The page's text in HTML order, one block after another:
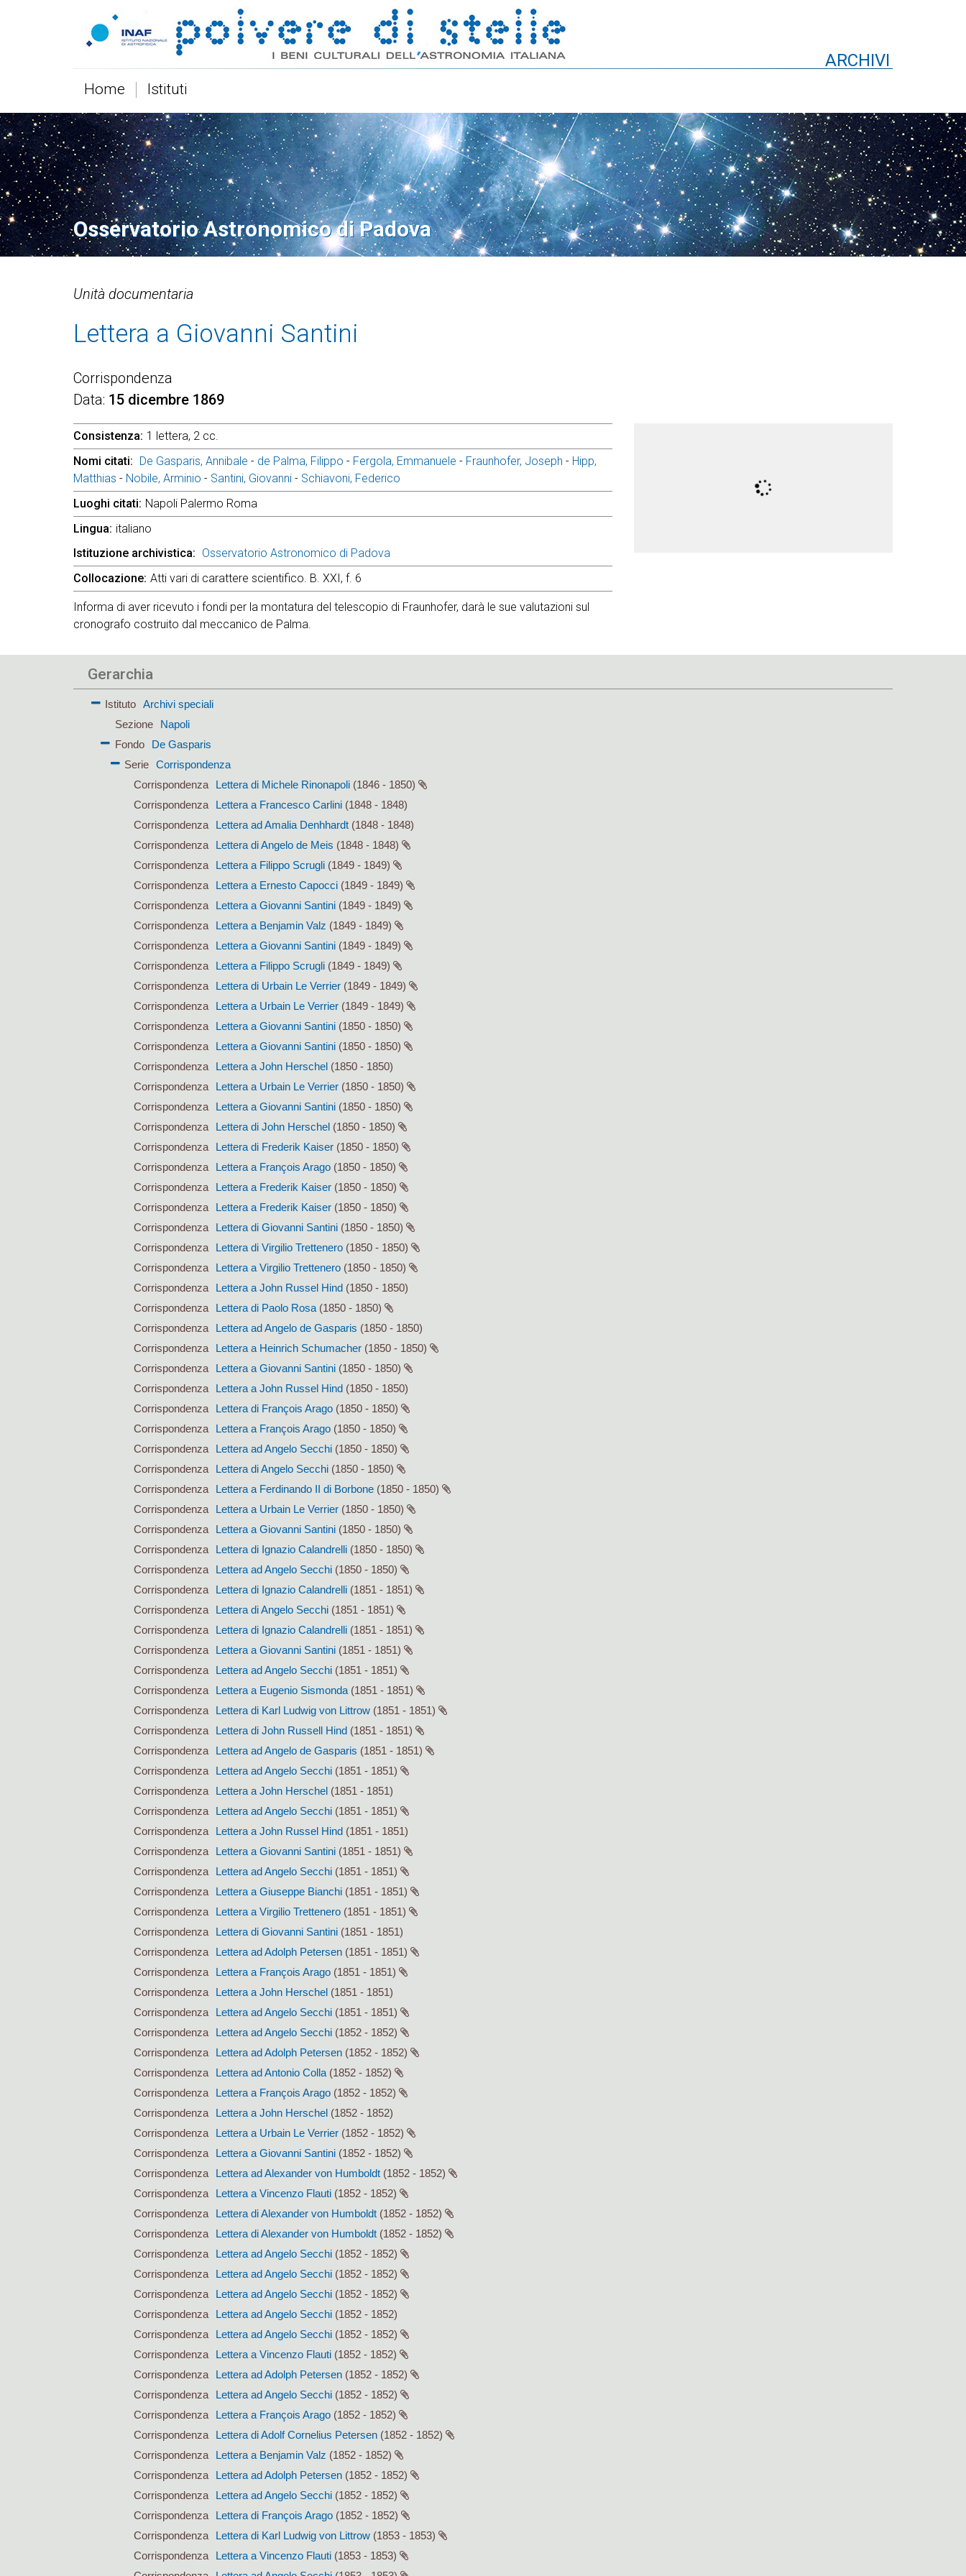
ARCHIVI
Home Istituti
Osservatorio Astronomico di Padova
Unità documentaria
Lettera a Giovanni Santini
Corrispondenza
Data 15 dicembre 1869
Consistenza 1 lettera, 2 cc.
Nomi citati
De Gasparis, Annibale - de Palma, Filippo - Fergola, Emmanuele - Fraunhofer, Joseph - Hipp,
Matthias - Nobile, Arminio - Santini, Giovanni - Schiavoni, Federico
Luoghi citati Napoli Palermo Roma
Lingua italiano
Istituzione archivistica
Osservatorio Astronomico di Padova
Collocazione Atti vari di carattere scientifico. B. XXI, f. 6
Informa di aver ricevuto i fondi per la montatura del telescopio di Fraunhofer, darà le sue valutazioni sul
cronografo costruito dal meccanico de Palma.
Gerarchia
Istituto
Archivi speciali
Sezione
Napoli
Fondo
De Gasparis
Serie Corrispondenza
Corrispondenza
Lettera di Michele Rinonapoli (1846 - 1850)
Corrispondenza
Lettera a Francesco Carlini (1848 - 1848)
Corrispondenza
Lettera ad Amalia Denhhardt (1848 - 1848)
Corrispondenza
Lettera di Angelo de Meis (1848 - 1848)
Corrispondenza
Lettera a Filippo Scrugli (1849 - 1849)
Corrispondenza
Lettera a Ernesto Capocci (1849 - 1849)
Corrispondenza
Lettera a Giovanni Santini (1849 - 1849)
Corrispondenza
Lettera a Benjamin Valz (1849 - 1849)
Corrispondenza
Lettera a Giovanni Santini (1849 - 1849)
Corrispondenza
Lettera a Filippo Scrugli (1849 - 1849)
Corrispondenza
Lettera di Urbain Le Verrier (1849 - 1849)
Corrispondenza
Lettera a Urbain Le Verrier (1849 - 1849)
Corrispondenza
Lettera a Giovanni Santini (1850 - 1850)
Corrispondenza
Lettera a Giovanni Santini (1850 - 1850)
Corrispondenza
Lettera a John Herschel (1850 - 1850)
Corrispondenza
Lettera a Urbain Le Verrier (1850 - 1850)
Corrispondenza
Lettera a Giovanni Santini (1850 - 1850)
Corrispondenza
Lettera di John Herschel (1850 - 1850)
Corrispondenza
Lettera di Frederik Kaiser (1850 - 1850)
Corrispondenza
Lettera a François Arago (1850 - 1850)
Corrispondenza
Lettera a Frederik Kaiser (1850 - 1850)
Corrispondenza
Lettera a Frederik Kaiser (1850 - 1850)
Corrispondenza
Lettera di Giovanni Santini (1850 - 1850)
Corrispondenza
Lettera di Virgilio Trettenero (1850 - 1850)
Corrispondenza
Lettera a Virgilio Trettenero (1850 - 1850)
Corrispondenza
Lettera a John Russel Hind (1850 - 1850)
Corrispondenza
Lettera di Paolo Rosa (1850 - 1850)
Corrispondenza
Lettera ad Angelo de Gasparis (1850 - 1850)
Corrispondenza
Lettera a Heinrich Schumacher (1850 - 1850)
Corrispondenza
Lettera a Giovanni Santini (1850 - 1850)
Corrispondenza
Lettera a John Russel Hind (1850 - 1850)
Corrispondenza
Lettera di François Arago (1850 - 1850)
Corrispondenza
Lettera a François Arago (1850 - 1850)
Corrispondenza
Lettera ad Angelo Secchi (1850 - 1850)
Corrispondenza
Lettera di Angelo Secchi (1850 - 1850)
Corrispondenza
Lettera a Ferdinando II di Borbone (1850 - 1850)
Corrispondenza
Lettera a Urbain Le Verrier (1850 - 1850)
Corrispondenza
Lettera a Giovanni Santini (1850 - 1850)
Corrispondenza
Lettera di Ignazio Calandrelli (1850 - 1850)
Corrispondenza
Lettera ad Angelo Secchi (1850 - 1850)
Corrispondenza
Lettera di Ignazio Calandrelli (1851 - 1851)
Corrispondenza
Lettera di Angelo Secchi (1851 - 1851)
Corrispondenza
Lettera di Ignazio Calandrelli (1851 - 1851)
Corrispondenza
Lettera a Giovanni Santini (1851 - 1851)
Corrispondenza
Lettera ad Angelo Secchi (1851 - 1851)
Corrispondenza
Lettera a Eugenio Sismonda (1851 - 1851)
Corrispondenza
Lettera di Karl Ludwig von Littrow (1851 - 1851)
Corrispondenza
Lettera di John Russell Hind (1851 - 1851)
Corrispondenza
Lettera ad Angelo de Gasparis (1851 - 1851)
Corrispondenza
Lettera ad Angelo Secchi (1851 - 1851)
Corrispondenza
Lettera a John Herschel (1851 - 1851)
Corrispondenza
Lettera ad Angelo Secchi (1851 - 1851)
Corrispondenza
Lettera a John Russel Hind (1851 - 1851)
Corrispondenza
Lettera a Giovanni Santini (1851 - 1851)
Corrispondenza
Lettera ad Angelo Secchi (1851 - 1851)
Corrispondenza
Lettera a Giuseppe Bianchi (1851 - 1851)
Corrispondenza
Lettera a Virgilio Trettenero (1851 - 1851)
Corrispondenza
Lettera di Giovanni Santini (1851 - 1851)
Corrispondenza
Lettera ad Adolph Petersen (1851 - 1851)
Corrispondenza
Lettera a François Arago (1851 - 1851)
Corrispondenza
Lettera a John Herschel (1851 - 1851)
Corrispondenza
Lettera ad Angelo Secchi (1851 - 1851)
Corrispondenza
Lettera ad Angelo Secchi (1852 - 1852)
Corrispondenza
Lettera ad Adolph Petersen (1852 - 1852)
Corrispondenza
Lettera ad Antonio Colla (1852 - 1852)
Corrispondenza
Lettera a François Arago (1852 - 1852)
Corrispondenza
Lettera a John Herschel (1852 - 1852)
Corrispondenza
Lettera a Urbain Le Verrier (1852 - 1852)
Corrispondenza
Lettera a Giovanni Santini (1852 - 1852)
Corrispondenza
Lettera ad Alexander von Humboldt (1852 - 1852)
Corrispondenza
Lettera a Vincenzo Flauti (1852 - 1852)
Corrispondenza
Lettera di Alexander von Humboldt (1852 - 1852)
Corrispondenza
Lettera di Alexander von Humboldt (1852 - 1852)
Corrispondenza
Lettera ad Angelo Secchi (1852 - 1852)
Corrispondenza
Lettera ad Angelo Secchi (1852 - 1852)
Corrispondenza
Lettera ad Angelo Secchi (1852 - 1852)
Corrispondenza
Lettera ad Angelo Secchi (1852 - 1852)
Corrispondenza
Lettera ad Angelo Secchi (1852 - 1852)
Corrispondenza
Lettera a Vincenzo Flauti (1852 - 1852)
Corrispondenza
Lettera ad Adolph Petersen (1852 - 1852)
Corrispondenza
Lettera ad Angelo Secchi (1852 - 1852)
Corrispondenza
Lettera a François Arago (1852 - 1852)
Corrispondenza
Lettera di Adolf Cornelius Petersen (1852 - 1852)
Corrispondenza
Lettera a Benjamin Valz (1852 - 1852)
Corrispondenza
Lettera ad Adolph Petersen (1852 - 1852)
Corrispondenza
Lettera ad Angelo Secchi (1852 - 1852)
Corrispondenza
Lettera di François Arago (1852 - 1852)
Corrispondenza
Lettera di Karl Ludwig von Littrow (1853 - 1853)
Corrispondenza
Lettera a Vincenzo Flauti (1853 - 1853)